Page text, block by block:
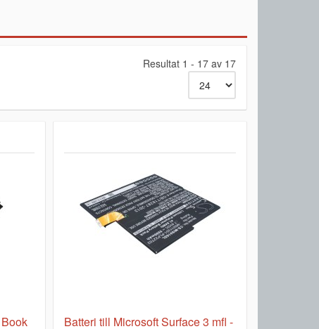
Resultat 1 - 17 av 17
Batteri till Microsoft Surface 3 mfl -